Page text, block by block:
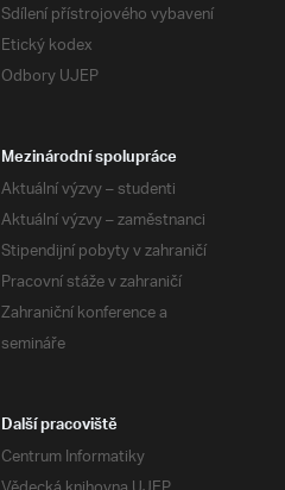
Sdílení přístrojového vybavení
Etický kodex
Odbory UJEP
Mezinárodní spolupráce
Aktuální výzvy – studenti
Aktuální výzvy – zaměstnanci
Stipendijní pobyty v zahraničí
Pracovní stáže v zahraničí
Zahraniční konference a
semináře
Další pracoviště
Centrum Informatiky